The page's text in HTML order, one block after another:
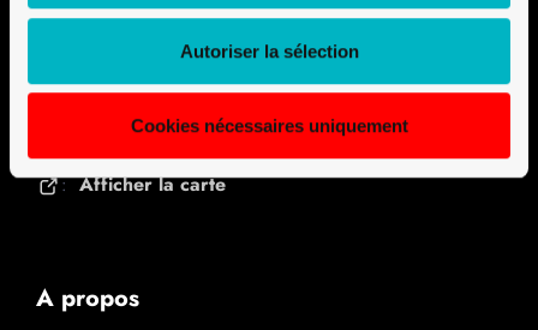
Autoriser la sélection
Cookies nécessaires uniquement
Univerre Pro Uva SA
Formulaire de contact
: Afficher la carte
A propos